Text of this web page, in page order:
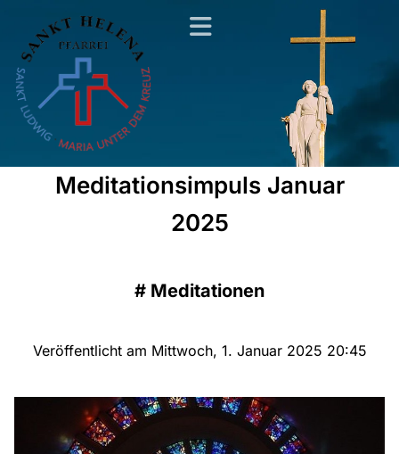
Meditationsimpuls Januar
2025
# Meditationen
Veröffentlicht am Mittwoch, 1. Januar 2025 20:45